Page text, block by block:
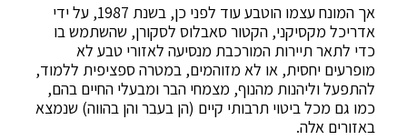
אך המונח עצמו הוטבע עוד לפני כן, בשנת 1987, על ידי
אדריכל מקסיקני, הקטור סאבלוס לסקורן, שהשתמש בו
כדי לתאר תיירות המורכבת מנסיעה לאזורי טבע לא
מופרעים יחסית, או לא מזוהמים, במטרה ספציפית ללמוד,
להתפעל וליהנות מהנוף, מצמחי הבר ומבעלי החיים בהם,
כמו גם מכל ביטוי תרבותי קיים (הן בעבר והן בהווה) שנמצא
באזורים אלה.